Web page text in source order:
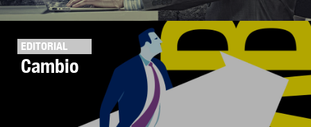
EDITORIAL
Cambio